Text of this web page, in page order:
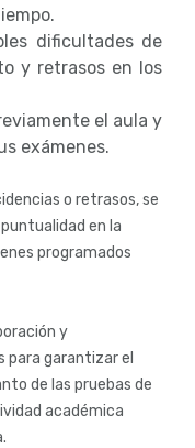
dificultades de
y retrasos en los
el aula y
exámenes.
o retrasos, se
en la
programados
y
para garantizar el
de las pruebas de
académica